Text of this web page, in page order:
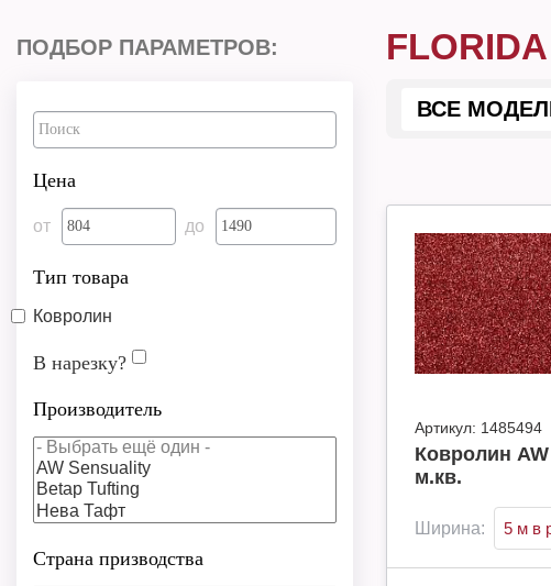
ПОДБОР ПАРАМЕТРОВ:
Цена
от до
Тип товара
Ковролин
В нарезку?
Производитель
Страна призводства
FLORIDA
ВСЕ
Артикул: 1485494
Ковролин
м.кв.
Ширина: